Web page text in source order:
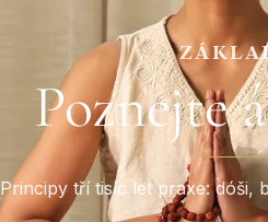
Poznejte
Principy tří tisíc let praxe: dóši,